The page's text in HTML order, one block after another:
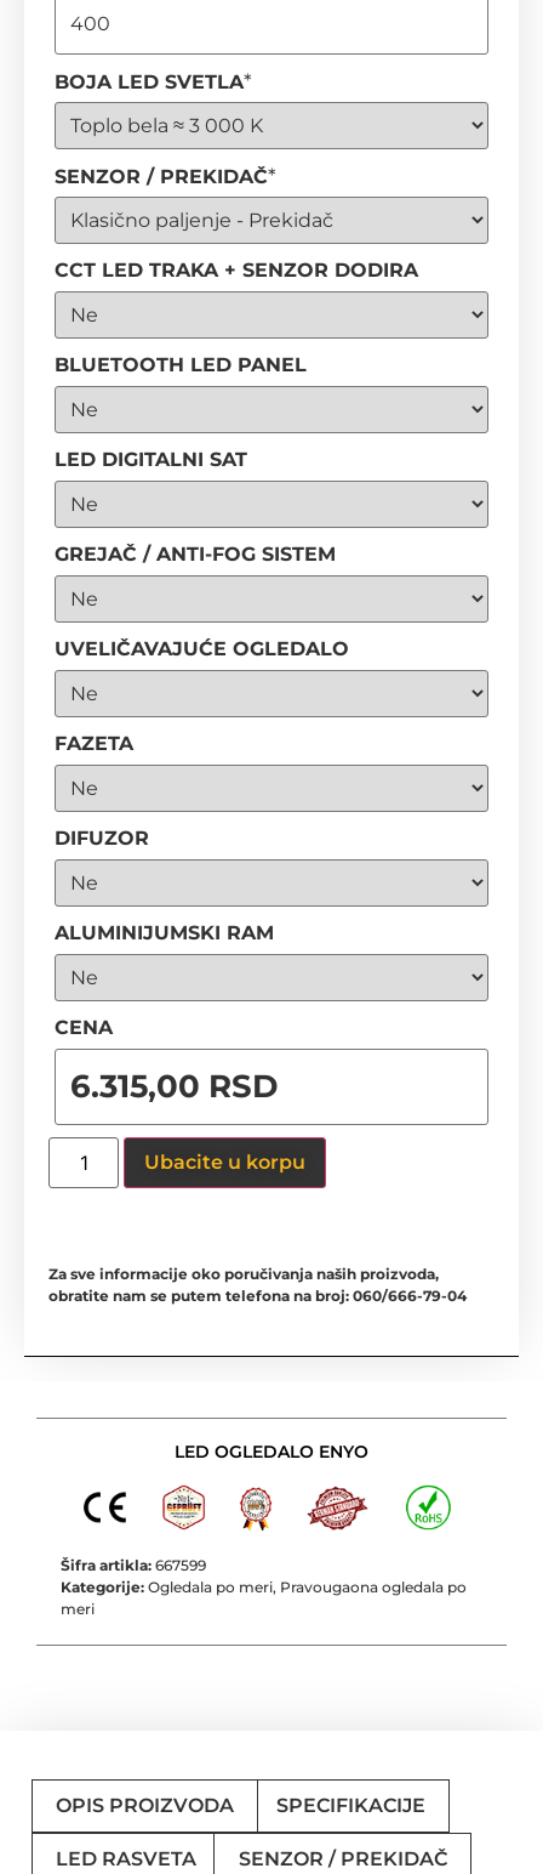
BOJA LED SVETLA*
SENZOR / PREKIDAČ*
CCT LED TRAKA + SENZOR DODIRA
BLUETOOTH LED PANEL
LED DIGITALNI SAT
GREJAČ / ANTI-FOG SISTEM
UVELIČAVAJUĆE OGLEDALO
FAZETA
DIFUZOR
ALUMINIJUMSKI RAM
CENA
Ubacite u korpu
Za sve informacije oko poručivanja naših proizvoda,
obratite nam se putem telefona na broj: 060/666-79-04
LED OGLEDALO ENYO
Šifra artikla: 667599
Kategorije: Ogledala po meri, Pravougaona ogledala po
meri
OPIS PROIZVODA SPECIFIKACIJE
LED RASVETA SENZOR / PREKIDAČ